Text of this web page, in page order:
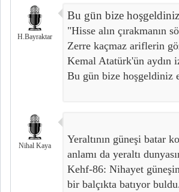
H.Bayraktar
Bu gün bize
"Hisse alın çırakmanın
Zerre kaçmaz ariflerin
Kemal Atatürk'ün aydın
Bu gün bize hoşgeldiniz
Nihal Kaya
Yeraltının güneşi batar
anlamı da yeraltı
Kehf-86: Nihayet
bir balçıkta batıyor